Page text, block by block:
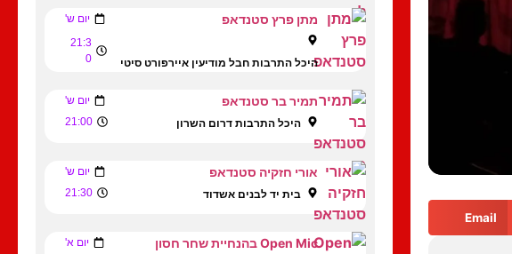
Email
מתן פרץ סטנדאפ יום ש'
היכל התרבות חבל מודיעין איירפורט סיטי
21:3
0
תמיר בר סטנדאפ יום ש'
היכל התרבות דרום השרון 21:00
אורי חזקיה סטנדאפ יום ש'
בית יד לבנים אשדוד 21:30
Open Mic בהנחיית שחר חסון יום א'